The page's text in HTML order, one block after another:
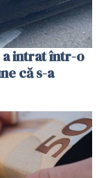
a intrat într-o
că s-a